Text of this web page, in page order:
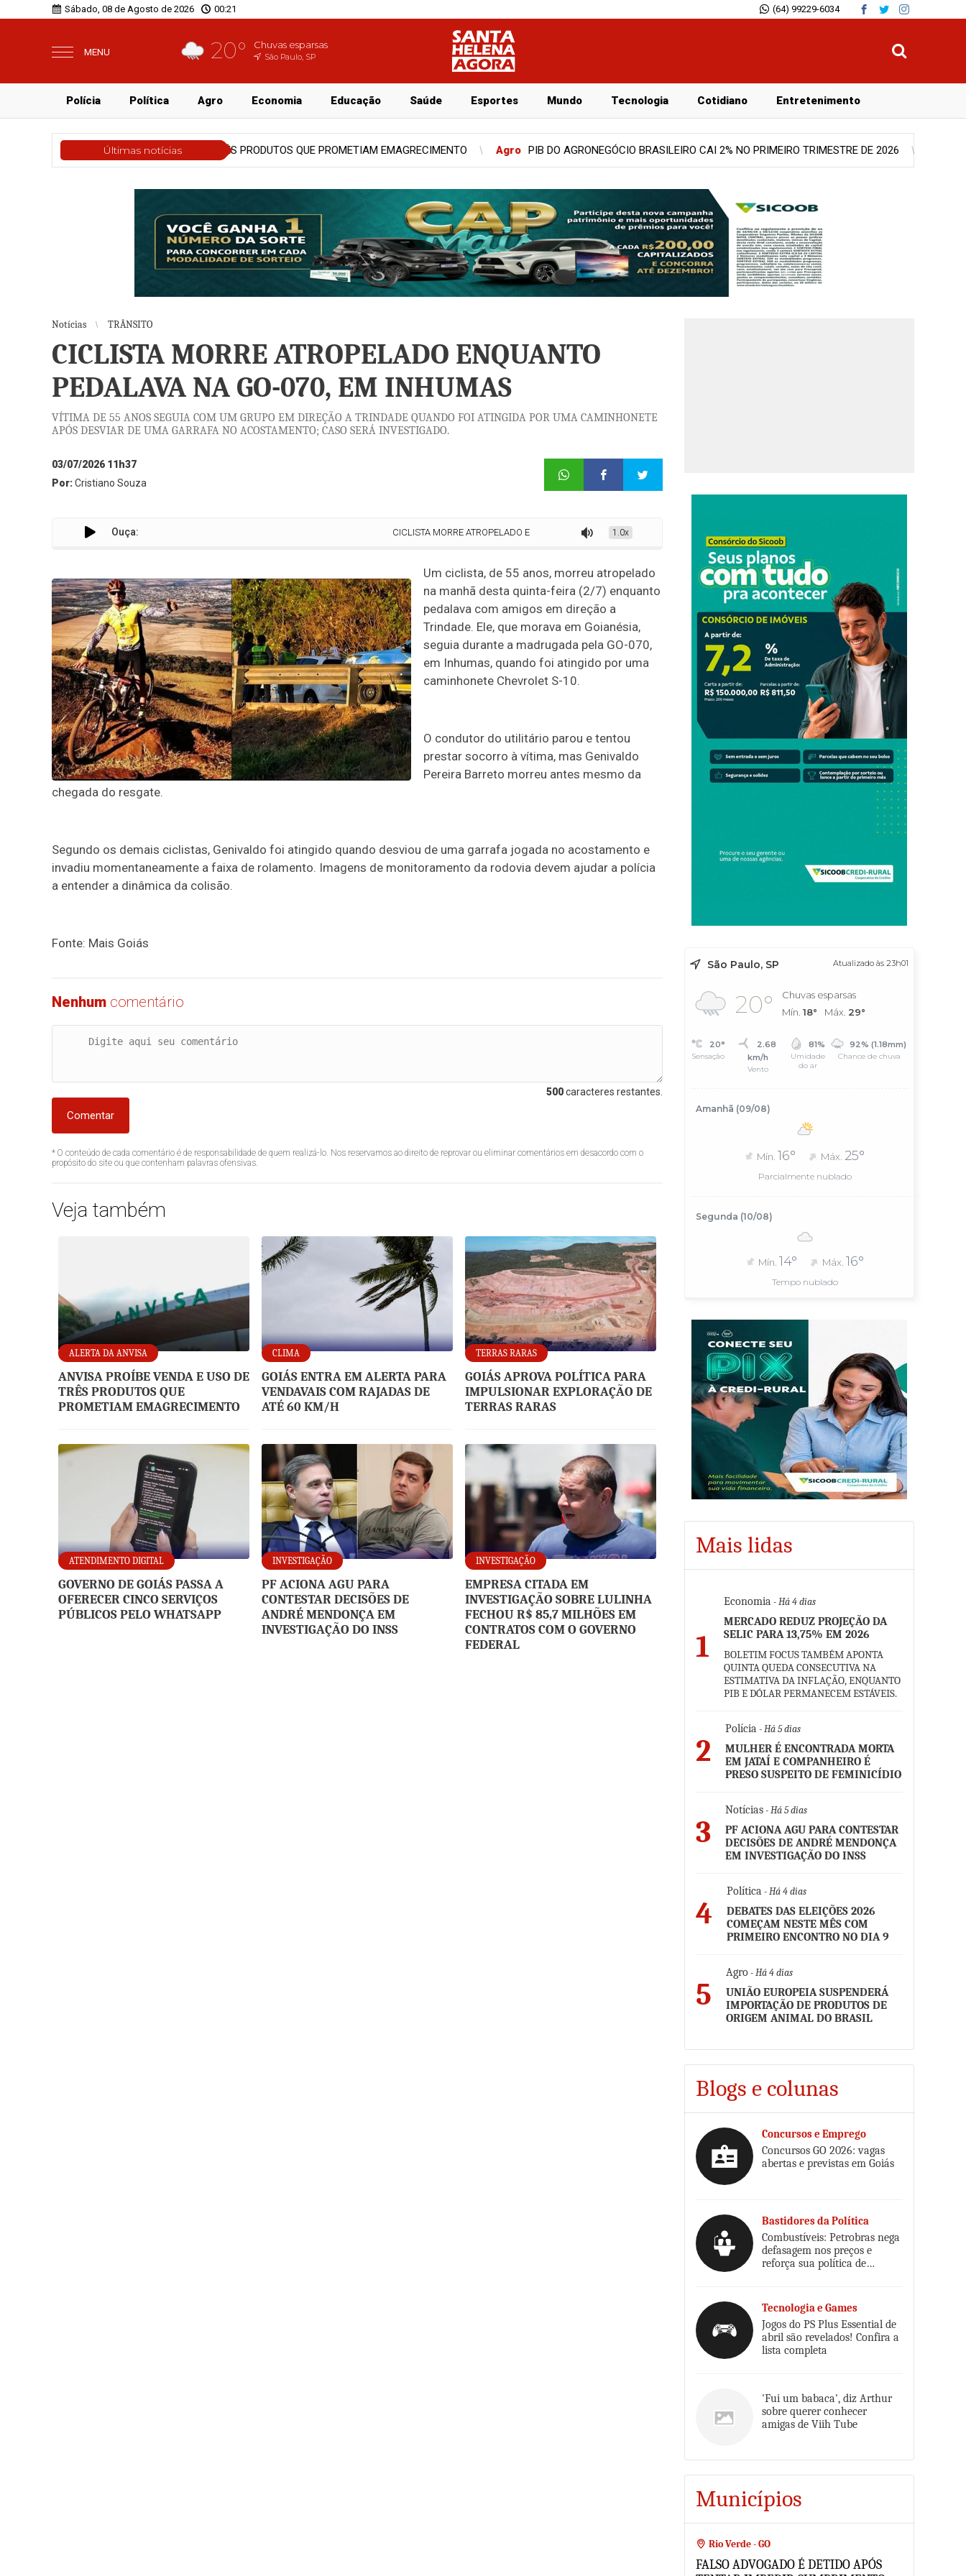
Sábado, 08 de Agosto de 2026 00:21 (64) 99229-6034
MENU 20° Chuvas esparsas
São Paulo, SP
Polícia Política Agro Economia Educação Saúde Esportes Mundo Tecnologia Cotidiano Entretenimento
Últimas notícias
QUE PROMETIAM EMAGRECIMENTO Agro PIB DO AGRONEGÓCIO BRASILEIRO CAI 2% NO PRIMEIRO TRIMESTRE DE 2026 Notícias GOIÁS ENTRA EM ALERTA PARA VENDAVAIS
Notícias TRÂNSITO
CICLISTA MORRE ATROPELADO ENQUANTO
PEDALAVA NA GO-070, EM INHUMAS
VÍTIMA DE 55 ANOS SEGUIA COM UM GRUPO EM DIREÇÃO A TRINDADE QUANDO FOI ATINGIDA POR UMA CAMINHONETE
APÓS DESVIAR DE UMA GARRAFA NO ACOSTAMENTO; CASO SERÁ INVESTIGADO.
03/07/2026 11h37
Por:Cristiano Souza
Ouça: CICLISTA MORRE ATROPELADO ENQUANTO PEDALAVA NA GO-070, EM INHUMAS
1.0x
Um ciclista, de 55 anos, morreu atropelado
na manhã desta quinta-feira (2/7) enquanto
pedalava com amigos em direção a
Trindade. Ele, que morava em Goianésia,
seguia durante a madrugada pela GO-070,
em Inhumas, quando foi atingido por uma
caminhonete Chevrolet S-10.
O condutor do utilitário parou e tentou
prestar socorro à vítima, mas Genivaldo
Pereira Barreto morreu antes mesmo da
chegada do resgate.
Segundo os demais ciclistas, Genivaldo foi atingido quando desviou de uma garrafa jogada no acostamento e
invadiu momentaneamente a faixa de rolamento. Imagens de monitoramento da rodovia devem ajudar a polícia
a entender a dinâmica da colisão.
Fonte: Mais Goiás
Nenhum comentário
500caracteres restantes.
Comentar
* O conteúdo de cada comentário é de responsabilidade de quem realizá-lo. Nos reservamos ao direito de reprovar ou eliminar comentários em desacordo com o
propósito do site ou que contenham palavras ofensivas.
Veja também
ALERTA DA ANVISA
ANVISA PROÍBE VENDA E USO DE
TRÊS PRODUTOS QUE
PROMETIAM EMAGRECIMENTO
CLIMA
GOIÁS ENTRA EM ALERTA PARA
VENDAVAIS COM RAJADAS DE
ATÉ 60 KM/H
TERRAS RARAS
GOIÁS APROVA POLÍTICA PARA
IMPULSIONAR EXPLORAÇÃO DE
TERRAS RARAS
ATENDIMENTO DIGITAL
GOVERNO DE GOIÁS PASSA A
OFERECER CINCO SERVIÇOS
PÚBLICOS PELO WHATSAPP
INVESTIGAÇÃO
PF ACIONA AGU PARA
CONTESTAR DECISÕES DE
ANDRÉ MENDONÇA EM
INVESTIGAÇÃO DO INSS
INVESTIGAÇÃO
EMPRESA CITADA EM
INVESTIGAÇÃO SOBRE LULINHA
FECHOU R$ 85,7 MILHÕES EM
CONTRATOS COM O GOVERNO
FEDERAL
São Paulo, SP Atualizado às 23h01
20°
Chuvas esparsas
Mín. 18° Máx. 29°
20°
Sensação
2.68
km/h
Vento
81%
Umidade
do ar
92% (1.18mm)
Chance de chuva
Amanhã (09/08)
Mín. 16° Máx. 25°
Parcialmente nublado
Segunda (10/08)
Mín. 14° Máx. 16°
Tempo nublado
Mais lidas
1
Economia - Há 4 dias
MERCADO REDUZ PROJEÇÃO DA
SELIC PARA 13,75% EM 2026
BOLETIM FOCUS TAMBÉM APONTA
QUINTA QUEDA CONSECUTIVA NA
ESTIMATIVA DA INFLAÇÃO, ENQUANTO
PIB E DÓLAR PERMANECEM ESTÁVEIS.
2
Polícia - Há 5 dias
MULHER É ENCONTRADA MORTA
EM JATAÍ E COMPANHEIRO É
PRESO SUSPEITO DE FEMINICÍDIO
3
Notícias- Há 5 dias
PF ACIONA AGU PARA CONTESTAR
DECISÕES DE ANDRÉ MENDONÇA
EM INVESTIGAÇÃO DO INSS
4
Política - Há 4 dias
DEBATES DAS ELEIÇÕES 2026
COMEÇAM NESTE MÊS COM
PRIMEIRO ENCONTRO NO DIA 9
5
Agro- Há 4 dias
UNIÃO EUROPEIA SUSPENDERÁ
IMPORTAÇÃO DE PRODUTOS DE
ORIGEM ANIMAL DO BRASIL
Blogs e colunas
Concursos e Emprego
Concursos GO 2026: vagas
abertas e previstas em Goiás
Bastidores da Política
Combustíveis: Petrobras nega
defasagem nos preços e
reforça sua política de
Tecnologia e Games
Jogos do PS Plus Essential de
abril são revelados! Confira a
lista completa
'Fui um babaca', diz Arthur
sobre querer conhecer
amigas de Viih Tube
Municípios
Rio Verde - GO
FALSO ADVOGADO É DETIDO APÓS